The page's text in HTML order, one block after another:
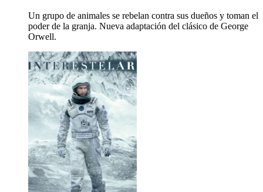
Un grupo de animales se rebelan contra sus dueños y toman el
poder de la granja. Nueva adaptación del clásico de George
Orwell.